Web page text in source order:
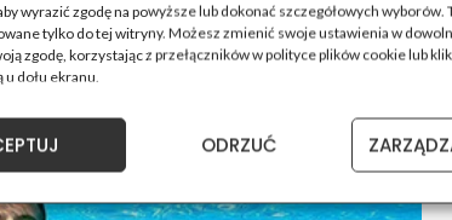
wyrazić zgodę na powyższe lub dokonać szczegółowych wyborów.
tylko do tej witryny. Możesz zmienić swoje ustawienia w
zgodę, korzystając z przełączników w polityce plików cookie lub
dołu ekranu.
ODRZUĆ